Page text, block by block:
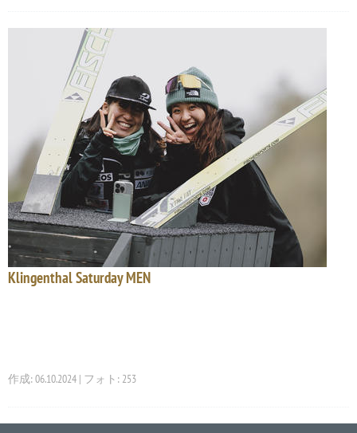
Klingenthal Saturday MEN
作成: 06.10.2024 | フォト: 253